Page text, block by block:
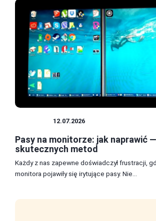
12.07.2026
Pasy na monitorze: jak naprawić
skutecznych metod
Każdy z nas zapewne doświadczył frustracji,
monitora pojawiły się irytujące pasy. Nie...